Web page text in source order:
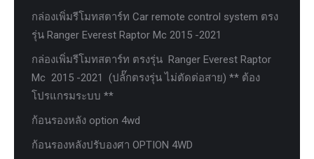
กล่องเพิ่มรีโมทสตาร์ท Car remote control system ตรง
รุ่น Ranger Everest Raptor Mc 2015 -2021
กล่องเพิ่มรีโมทสตาร์ท ตรงรุ่น Ranger Everest Raptor
Mc 2015 -2021 (ปลั๊กตรงรุ่น ไม่ตัดต่อสาย) ** ต้อง
โปรแกรมระบบ **
ก้อนรองหลัง option 4wd
ก้อนรองหลังปรับองศา OPTION 4WD